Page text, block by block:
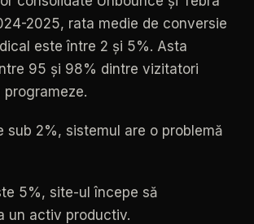
2025, rata medie de conversie
este între 2 și 5%. Asta
95 și 98% dintre vizitatori
programeze.
sub 2%, sistemul are o problemă
5%, site-ul începe să
un activ productiv.